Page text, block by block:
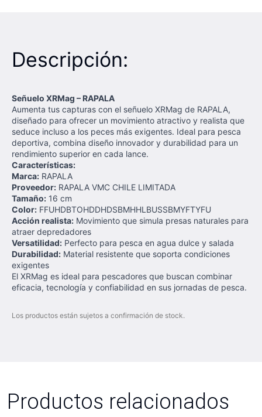
Descripción:
Señuelo XRMag – RAPALA
Aumenta tus capturas con el señuelo XRMag de RAPALA,
diseñado para ofrecer un movimiento atractivo y realista que
seduce incluso a los peces más exigentes. Ideal para pesca
deportiva, combina diseño innovador y durabilidad para un
rendimiento superior en cada lance.
Características:
Marca: RAPALA
Proveedor: RAPALA VMC CHILE LIMITADA
Tamaño: 16 cm
Color: FFUHDBTOHDDHDSBMHHLBUSSBMYFTYFU
Acción realista: Movimiento que simula presas naturales para
atraer depredadores
Versatilidad: Perfecto para pesca en agua dulce y salada
Durabilidad: Material resistente que soporta condiciones
exigentes
El XRMag es ideal para pescadores que buscan combinar
eficacia, tecnología y confiabilidad en sus jornadas de pesca.
Los productos están sujetos a confirmación de stock.
Productos relacionados